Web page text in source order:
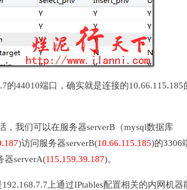
的44010端口，确实就是连接的10.66.115.185
我们可以在服务器serverB（mysql数据库
)访问服务器serverB(10.66.115.185)的3306
器serverA(115.159.39.187)。
上通过IPtables配置相关的内网机器